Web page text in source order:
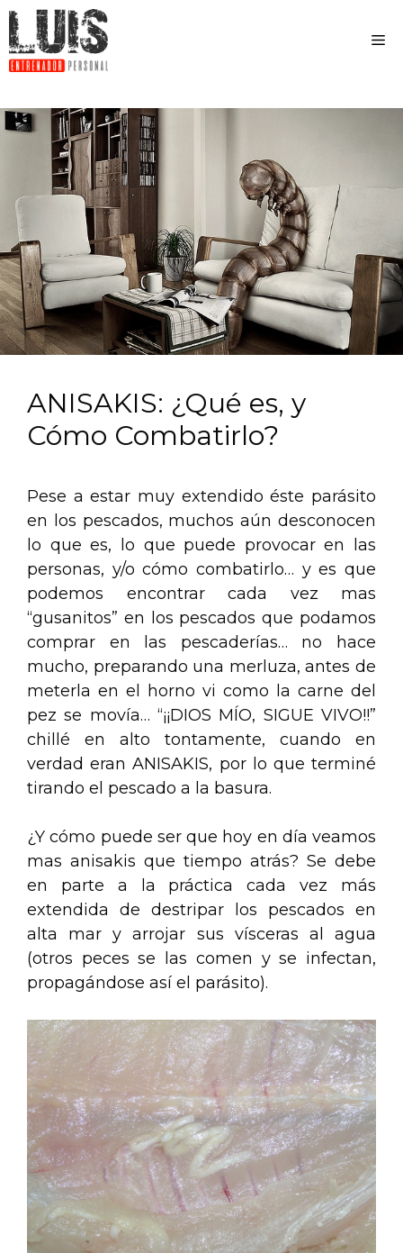
ANISAKIS: ¿Qué es, y
Cómo Combatirlo?
Pese a estar muy extendido éste parásito
en los pescados, muchos aún desconocen
lo que es, lo que puede provocar en las
personas, y/o cómo combatirlo… y es que
podemos encontrar cada vez mas
“gusanitos” en los pescados que podamos
comprar en las pescaderías… no hace
mucho, preparando una merluza, antes de
meterla en el horno vi como la carne del
pez se movía… “¡¡DIOS MÍO, SIGUE VIVO!!”
chillé en alto tontamente, cuando en
verdad eran ANISAKIS, por lo que terminé
tirando el pescado a la basura.
¿Y cómo puede ser que hoy en día veamos
mas anisakis que tiempo atrás? Se debe
en parte a la práctica cada vez más
extendida de destripar los pescados en
alta mar y arrojar sus vísceras al agua
(otros peces se las comen y se infectan,
propagándose así el parásito).